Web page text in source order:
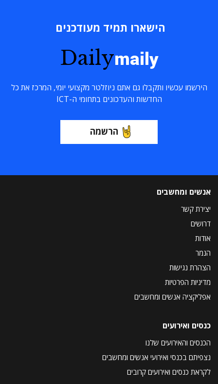
הישארו תמיד מעודכנים
Dailymaily
הירשמו עכשיו ותקבלו גם אתם ניוזלטר מקצועי יומי, המרכז את כל
החדשות והעדכונים בתחומי ה-ICT
הרשמה
אנשים ומחשבים
יצירת קשר
דרושים
אודות
הנמר
הצהרת נגישות
מדיניות הפרטיות
אפליקציה אנשים ומחשבים
כנסים ואירועים
הכנסים והאירועים שלנו
נצפיתם בכנסי ואירועי אנשים ומחשבים
לקראת כנסים ואירועים קרובים